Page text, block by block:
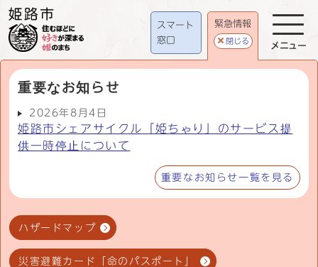
スマート
窓口
緊急情報
閉じる
重要なお知らせ
2026年8月4日
姫路市シェアサイクル「姫ちゃり」のサービス提
供一時停止について
重要なお知らせ一覧を見る
ハザードマップ
災害避難カード「命のパスポート」
メニュー